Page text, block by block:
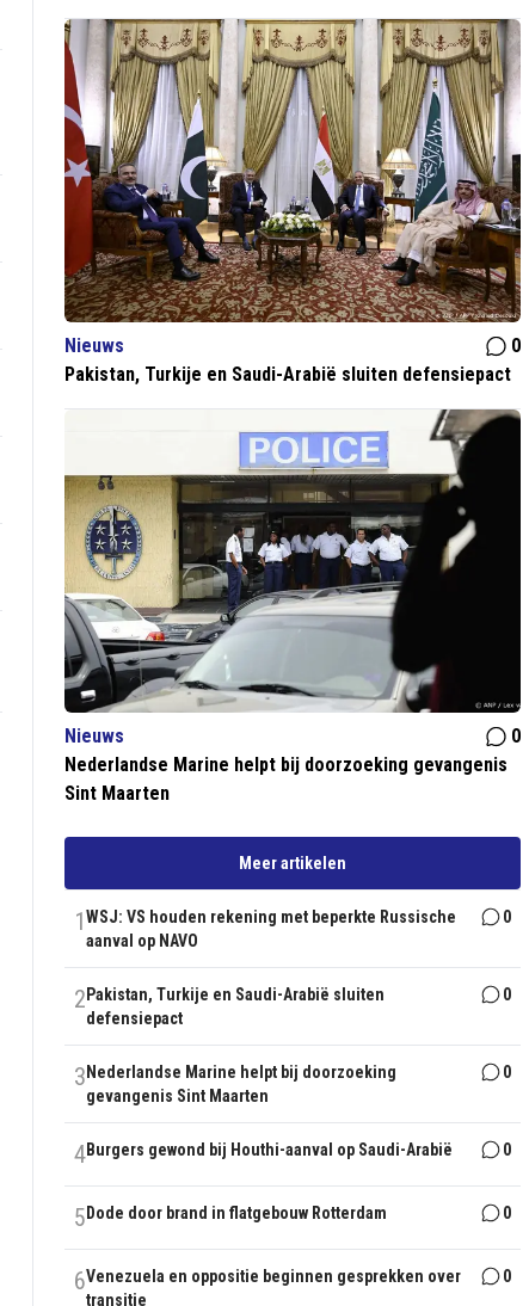
Nieuws
0
Pakistan, Turkije en Saudi-Arabië sluiten defensiepact
Nieuws
0
Nederlandse Marine helpt bij doorzoeking gevangenis
Sint Maarten
Meer artikelen
1WSJ: VS houden rekening met beperkte Russische
aanval op NAVO
0
2 Pakistan, Turkije en Saudi-Arabië sluiten
defensiepact
0
3 Nederlandse Marine helpt bij doorzoeking
gevangenis Sint Maarten
0
4Burgers gewond bij Houthi-aanval op Saudi-Arabië 0
5 Dode door brand in flatgebouw Rotterdam 0
6Venezuela en oppositie beginnen gesprekken over
transitie
0